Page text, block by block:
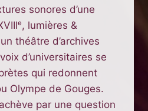
sonores d’une
lumières &
théâtre d’archives
d’universitaires se
qui redonnent
Olympe de Gouges.
par une question